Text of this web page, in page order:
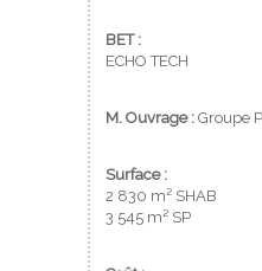
BET :
ECHO TECH
M. Ouvrage : Groupe
Surface :
2 830 m² SHAB
3 545 m² SP